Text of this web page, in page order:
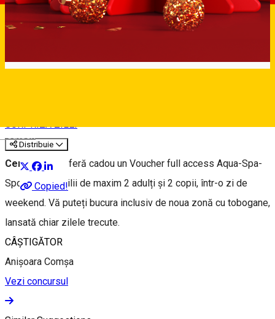
Deutsch
SURPRIZA ZILEI
Distribuie
Copied!
Centrul Aria
oferă cadou un Voucher full access Aqua-Spa-
Sport unei familii de maxim 2 adulți și 2 copii, într-o zi de
weekend. Vă puteți bucura inclusiv de noua zonă cu tobogane,
lansată chiar zilele trecute.
CÂȘTIGĂTOR
Anișoara Comșa
Vezi concursul